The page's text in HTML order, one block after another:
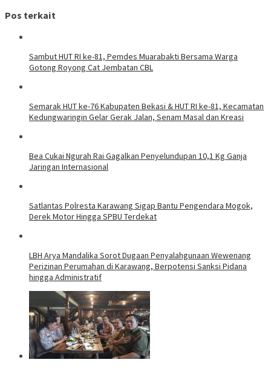
Pos terkait
Sambut HUT RI ke-81, Pemdes Muarabakti Bersama Warga
Gotong Royong Cat Jembatan CBL
Semarak HUT ke-76 Kabupaten Bekasi & HUT RI ke-81, Kecamatan
Kedungwaringin Gelar Gerak Jalan, Senam Masal dan Kreasi
Bea Cukai Ngurah Rai Gagalkan Penyelundupan 10,1 Kg Ganja
Jaringan Internasional
Satlantas Polresta Karawang Sigap Bantu Pengendara Mogok,
Derek Motor Hingga SPBU Terdekat
LBH Arya Mandalika Sorot Dugaan Penyalahgunaan Wewenang
Perizinan Perumahan di Karawang, Berpotensi Sanksi Pidana
hingga Administratif